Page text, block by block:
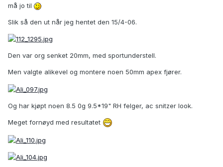
må jo til
Slik så den ut når jeg hentet den 15/4-06.
Den var org senket 20mm, med sportunderstell.
Men valgte alikevel og montere noen 50mm apex fjører.
Og har kjøpt noen 8.5 0g 9.5*19" RH felger, ac snitzer look.
Meget fornøyd med resultatet